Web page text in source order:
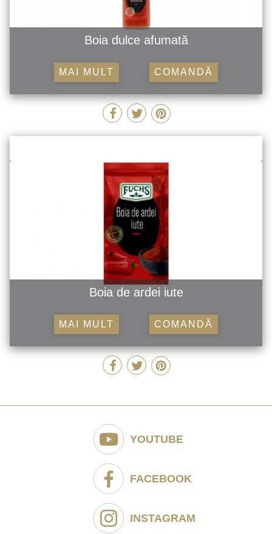
Boia dulce afumată
MAI MULT COMANDĂ
Boia de ardei iute
MAI MULT COMANDĂ
YOUTUBE
FACEBOOK
INSTAGRAM